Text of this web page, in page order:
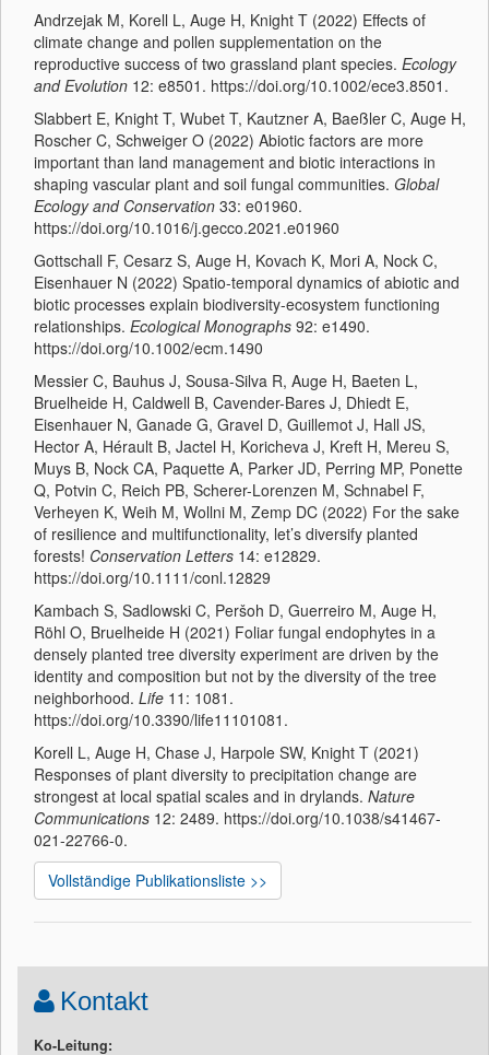
Andrzejak M, Korell L, Auge H, Knight T (2022) Effects of
climate change and pollen supplementation on the
reproductive success of two grassland plant species. Ecology
and Evolution 12: e8501. https://doi.org/10.1002/ece3.8501.
Slabbert E, Knight T, Wubet T, Kautzner A, Baeßler C, Auge H,
Roscher C, Schweiger O (2022) Abiotic factors are more
important than land management and biotic interactions in
shaping vascular plant and soil fungal communities. Global
Ecology and Conservation 33: e01960.
https://doi.org/10.1016/j.gecco.2021.e01960
Gottschall F, Cesarz S, Auge H, Kovach K, Mori A, Nock C,
Eisenhauer N (2022) Spatio-temporal dynamics of abiotic and
biotic processes explain biodiversity-ecosystem functioning
relationships. Ecological Monographs 92: e1490.
https://doi.org/10.1002/ecm.1490
Messier C, Bauhus J, Sousa-Silva R, Auge H, Baeten L,
Bruelheide H, Caldwell B, Cavender-Bares J, Dhiedt E,
Eisenhauer N, Ganade G, Gravel D, Guillemot J, Hall JS,
Hector A, Hérault B, Jactel H, Koricheva J, Kreft H, Mereu S,
Muys B, Nock CA, Paquette A, Parker JD, Perring MP, Ponette
Q, Potvin C, Reich PB, Scherer-Lorenzen M, Schnabel F,
Verheyen K, Weih M, Wollni M, Zemp DC (2022) For the sake
of resilience and multifunctionality, let’s diversify planted
forests! Conservation Letters 14: e12829.
https://doi.org/10.1111/conl.12829
Kambach S, Sadlowski C, Peršoh D, Guerreiro M, Auge H,
Röhl O, Bruelheide H (2021) Foliar fungal endophytes in a
densely planted tree diversity experiment are driven by the
identity and composition but not by the diversity of the tree
neighborhood. Life 11: 1081.
https://doi.org/10.3390/life11101081.
Korell L, Auge H, Chase J, Harpole SW, Knight T (2021)
Responses of plant diversity to precipitation change are
strongest at local spatial scales and in drylands. Nature
Communications 12: 2489. https://doi.org/10.1038/s41467-
021-22766-0.
Vollständige Publikationsliste >>
Kontakt
Ko-Leitung: